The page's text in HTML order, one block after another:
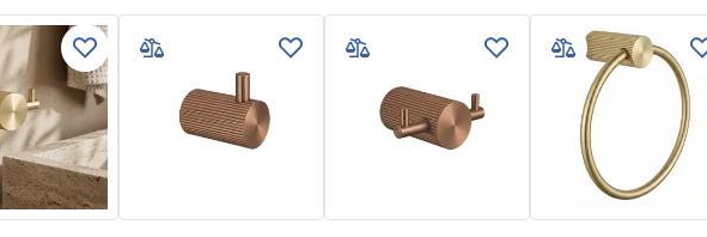
30
65
Solo
24 mesi
Safety_Information_Accessories.pd